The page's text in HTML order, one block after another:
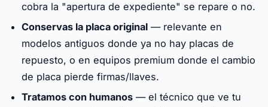
cobra la "apertura de expediente" se repare o no.
Conservas la placa original — relevante en
modelos antiguos donde ya no hay placas de
repuesto, o en equipos premium donde el cambio
de placa pierde firmas/llaves.
Tratamos con humanos — el técnico que ve tu